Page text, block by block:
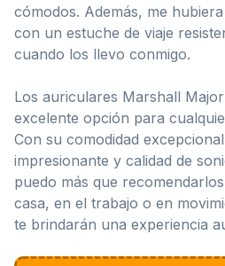
cómodos. Además, me
con un estuche de viaje
cuando los llevo conmigo.
Los auriculares Marshall
excelente opción para
Con su comodidad
impresionante y calidad de
puedo más que
casa, en el trabajo o en
te brindarán una experiencia